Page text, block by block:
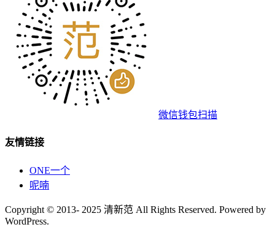
微信钱包扫描
友情链接
ONE一个
呢喃
Copyright © 2013- 2025 清新范 All Rights Reserved. Powered by
WordPress.